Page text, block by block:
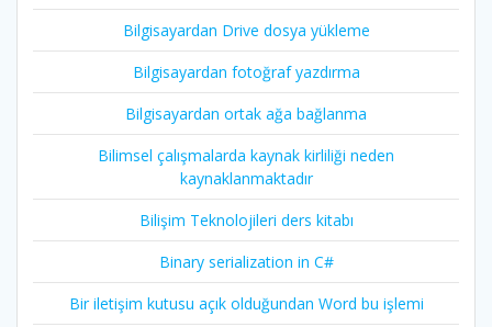
Bilgisayardan Drive dosya yükleme
Bilgisayardan fotoğraf yazdırma
Bilgisayardan ortak ağa bağlanma
Bilimsel çalışmalarda kaynak kirliliği neden
kaynaklanmaktadır
Bilişim Teknolojileri ders kitabı
Binary serialization in C#
Bir iletişim kutusu açık olduğundan Word bu işlemi